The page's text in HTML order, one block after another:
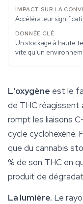
Accélérateur
Un stockage à haute
vite qu'un
L'oxygène est le
de THC réagissent
rompt les liaisons
cycle cyclohexène.
que du cannabis
% de son THC en
produit de
La lumière. Le